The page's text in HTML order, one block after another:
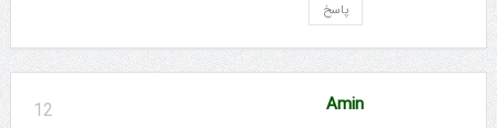
پاسخ
12 Amin